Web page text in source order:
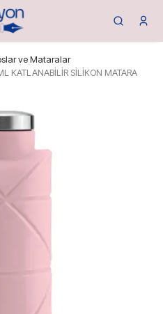
ve Mataralar
KATLANABİLİR SİLİKON MATARA